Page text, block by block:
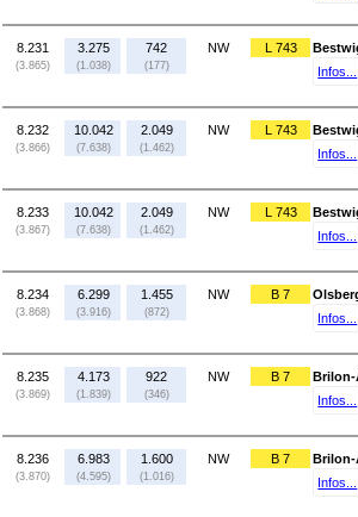
8.231
(3.865)
3.275
(1.038)
742
(177)
NW L 743
Infos...
8.232
(3.866)
10.042
(7.638)
2.049
(1.462)
NW L 743
Infos...
8.233
(3.867)
10.042
(7.638)
2.049
(1.462)
NW L 743
Infos...
8.234
(3.868)
6.299
(3.916)
1.455
(872)
NW B 7
Infos...
8.235
(3.869)
4.173
(1.839)
922
(346)
NW B 7
Brilon-
Infos...
8.236
(3.870)
6.983
(4.595)
1.600
(1.016)
NW B 7
Brilon-
Infos...